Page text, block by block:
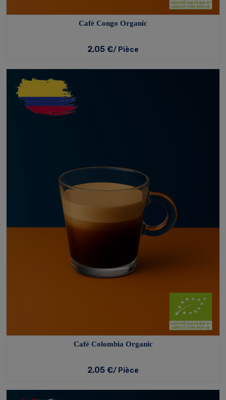
Café Congo Organic
2,05 €/ Pièce
Café Colombia Organic
2,05 €/ Pièce